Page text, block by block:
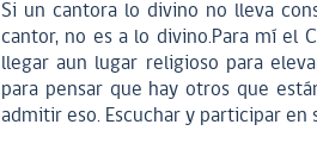
Si un cantora lo divino no lleva
cantor, no es a lo divino.Para mí el
llegar aun lugar religioso para
para pensar que hay otros que
admitir eso. Escuchar y participar en